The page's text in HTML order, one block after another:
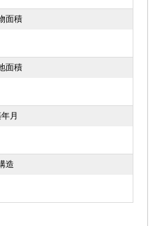
面積
面積
月
造